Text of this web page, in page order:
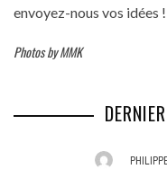
envoyez-nous vos idées !
Photos by MMK